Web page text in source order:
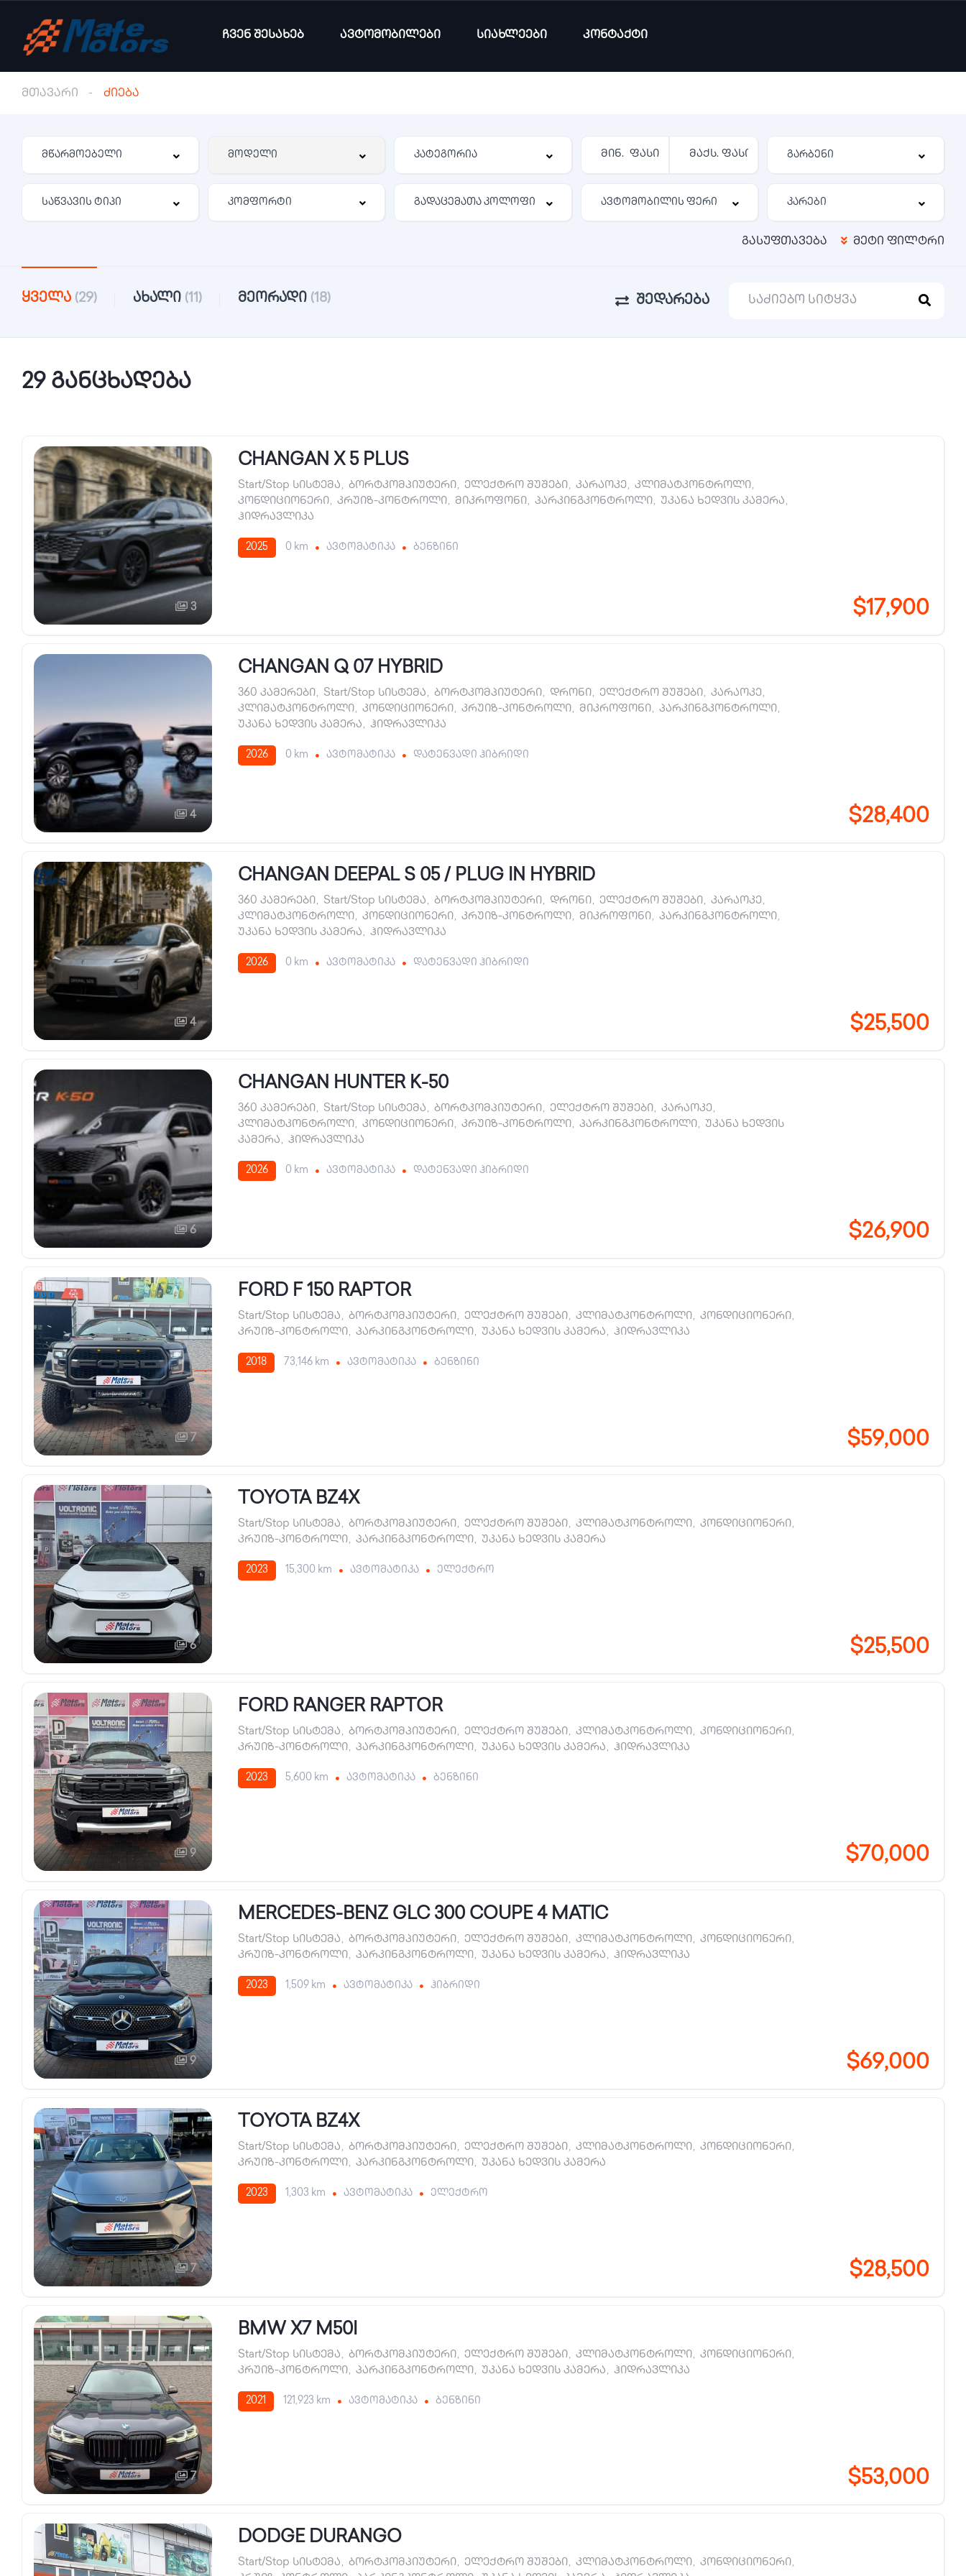
ჩვენ შესახებ ავტომობილები სიახლეები კონტაქტი
მთავარი ძიება
კომფორტი
გასუფთავება მეტი ფილტრი
ყველა (29) ახალი (11) მეორადი (18) შედარება
29 განცხადება
3
CHANGAN X 5 PLUS
Start/Stop სისტემა, ბორტკომპიუტერი, ელექტრო შუშები, კარაოკე, კლიმატკონტროლი,
კონდიციონერი, კრუიზ-კონტროლი, მიკროფონი, პარკინგკონტროლი, უკანა ხედვის კამერა,
ჰიდრავლიკა
2025 0 km ავტომატიკა ბენზინი
$17,900
4
CHANGAN Q 07 HYBRID
360 კამერები, Start/Stop სისტემა, ბორტკომპიუტერი, დრონი, ელექტრო შუშები, კარაოკე,
კლიმატკონტროლი, კონდიციონერი, კრუიზ-კონტროლი, მიკროფონი, პარკინგკონტროლი,
უკანა ხედვის კამერა, ჰიდრავლიკა
2026 0 km ავტომატიკა დატენვადი ჰიბრიდი
$28,400
4
CHANGAN DEEPAL S 05 / PLUG IN HYBRID
360 კამერები, Start/Stop სისტემა, ბორტკომპიუტერი, დრონი, ელექტრო შუშები, კარაოკე,
კლიმატკონტროლი, კონდიციონერი, კრუიზ-კონტროლი, მიკროფონი, პარკინგკონტროლი,
უკანა ხედვის კამერა, ჰიდრავლიკა
2026 0 km ავტომატიკა დატენვადი ჰიბრიდი
$25,500
6
CHANGAN HUNTER K-50
360 კამერები, Start/Stop სისტემა, ბორტკომპიუტერი, ელექტრო შუშები, კარაოკე,
კლიმატკონტროლი, კონდიციონერი, კრუიზ-კონტროლი, პარკინგკონტროლი, უკანა ხედვის
კამერა, ჰიდრავლიკა
2026 0 km ავტომატიკა დატენვადი ჰიბრიდი
$26,900
7
FORD F 150 RAPTOR
Start/Stop სისტემა, ბორტკომპიუტერი, ელექტრო შუშები, კლიმატკონტროლი, კონდიციონერი,
კრუიზ-კონტროლი, პარკინგკონტროლი, უკანა ხედვის კამერა, ჰიდრავლიკა
2018 73,146 km ავტომატიკა ბენზინი
$59,000
6
TOYOTA BZ4X
Start/Stop სისტემა, ბორტკომპიუტერი, ელექტრო შუშები, კლიმატკონტროლი, კონდიციონერი,
კრუიზ-კონტროლი, პარკინგკონტროლი, უკანა ხედვის კამერა
2023 15,300 km ავტომატიკა ელექტრო
$25,500
9
FORD RANGER RAPTOR
Start/Stop სისტემა, ბორტკომპიუტერი, ელექტრო შუშები, კლიმატკონტროლი, კონდიციონერი,
კრუიზ-კონტროლი, პარკინგკონტროლი, უკანა ხედვის კამერა, ჰიდრავლიკა
2023 5,600 km ავტომატიკა ბენზინი
$70,000
9
MERCEDES-BENZ GLC 300 COUPE 4 MATIC
Start/Stop სისტემა, ბორტკომპიუტერი, ელექტრო შუშები, კლიმატკონტროლი, კონდიციონერი,
კრუიზ-კონტროლი, პარკინგკონტროლი, უკანა ხედვის კამერა, ჰიდრავლიკა
2023 1,509 km ავტომატიკა ჰიბრიდი
$69,000
7
TOYOTA BZ4X
Start/Stop სისტემა, ბორტკომპიუტერი, ელექტრო შუშები, კლიმატკონტროლი, კონდიციონერი,
კრუიზ-კონტროლი, პარკინგკონტროლი, უკანა ხედვის კამერა
2023 1,303 km ავტომატიკა ელექტრო
$28,500
7
BMW X7 M50I
Start/Stop სისტემა, ბორტკომპიუტერი, ელექტრო შუშები, კლიმატკონტროლი, კონდიციონერი,
კრუიზ-კონტროლი, პარკინგკონტროლი, უკანა ხედვის კამერა, ჰიდრავლიკა
2021 121,923 km ავტომატიკა ბენზინი
$53,000
DODGE DURANGO
Start/Stop სისტემა, ბორტკომპიუტერი, ელექტრო შუშები, კლიმატკონტროლი, კონდიციონერი,